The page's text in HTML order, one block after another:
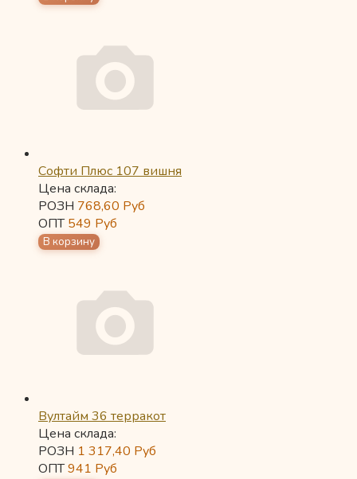
Софти Плюс 107 вишня
Цена склада:
РОЗН 768,60 Руб
ОПТ549 Руб
Вултайм 36 терракот
Цена склада:
РОЗН 1 317,40 Руб
ОПТ941 Руб